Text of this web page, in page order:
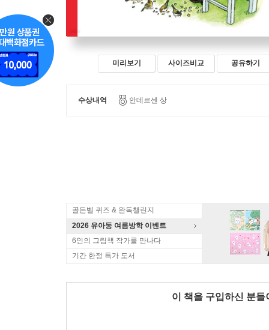
미리보기 사이즈비교 공유하기
수상내역 안데르센 상
골든벨 퀴즈 & 완독챌린지
2026 유아동 여름방학 이벤트
6인의 그림책 작가를 만나다
기간 한정 특가 도서
이 책을 구입하신 분